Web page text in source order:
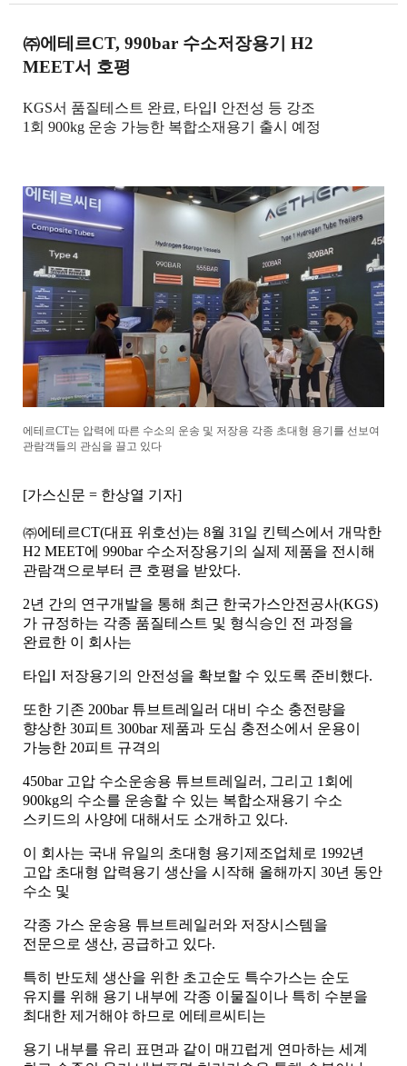
㈜에테르CT, 990bar 수소저장용기
H2
MEET서 호평
KGS서 품질테스트 완료, 타입
안전성 등 강조
1 회 900kg 운송 가능한 복합소재용기 출시 예정
에테르CT는 압력에 따른 수소의 운송 및 저장용 각종 초대형 용기를 선보여
관람객들의 관심을 끌고 있다
[가스신문 = 한상열 기자]
㈜에테르CT(대표 위호선)는 8월 31 일 킨텍스에서 개막한
H2 MEET에 990bar 수소저장용기의 실제 제품을 전시해
관람객으로부터 큰 호평을 받았다.
2년 간의 연구개발을 통해 최근 한국가스안전공사(KGS)
가 규정하는 각종 품질테스트 및 형식승인 전 과정을
완료한 이 회사는
타입 저장용기의 안전성을 확보할 수 있도록 준비했다.
또한 기존 200bar 튜브트레일러 대비 수소 충전량을
향상한 30피트 300bar제품과 도심 충전소에서 운용이
가능한 20피트 규격의
450bar 고압 수소운송용 튜브트레일러 , 그리고 1 회에
900kg의 수소를 운송할 수 있는 복합소재용기 수소
스키드의 사양에 대해서도 소개하고 있다.
이 회사는 국내 유일의 초대형 용기제조업체로 1992년
고압 초대형 압력용기 생산을 시작해 올해까지 30년 동안
수소 및
각종 가스 운송용 튜브트레일러와 저장시스템을
전문으로 생산, 공급하고 있다.
특히 반도체 생산을 위한 초고순도 특수가스는 순도
유지를 위해 용기 내부에 각종 이물질이나 특히 수분을
최대한 제거해야 하므로 에테르씨티는
용기 내부를 유리 표면과 같이 매끄럽게 연마하는 세계